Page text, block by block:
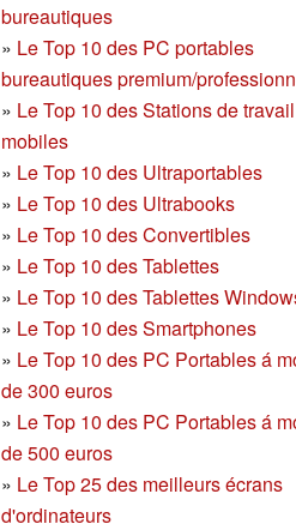
bureautiques
» Le Top 10 des PC portables
bureautiques premium/
» Le Top 10 des Stations de travail
mobiles
» Le Top 10 des Ultraportables
» Le Top 10 des Ultrabooks
» Le Top 10 des Convertibles
» Le Top 10 des Tablettes
» Le Top 10 des Tablettes
» Le Top 10 des Smartphones
» Le Top 10 des PC Portables á
de 300 euros
» Le Top 10 des PC Portables á
de 500 euros
» Le Top 25 des meilleurs écrans
d'ordinateurs